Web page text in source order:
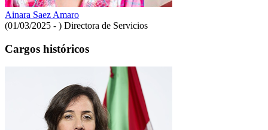
Ainara Saez Amaro
(01/03/2025 - ) Directora de Servicios
Cargos históricos